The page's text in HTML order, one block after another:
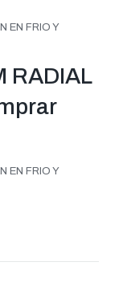
EN FRIO Y
RADIAL
EN FRIO Y